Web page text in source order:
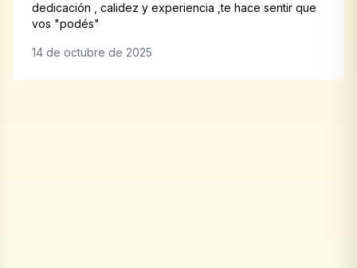
dedicación , calidez y experiencia ,te hace sentir que
vos "podés"
14 de octubre de 2025